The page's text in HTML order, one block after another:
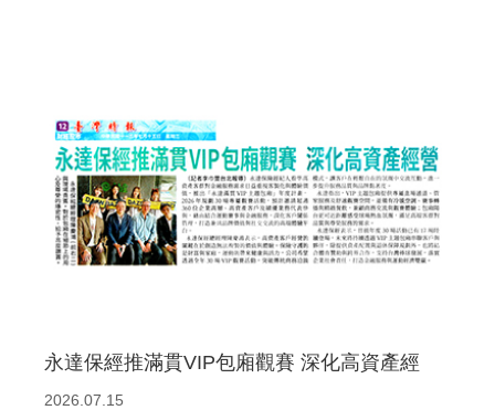
永達保經推滿貫VIP包廂觀賽 深化高資產經
2026.07.15